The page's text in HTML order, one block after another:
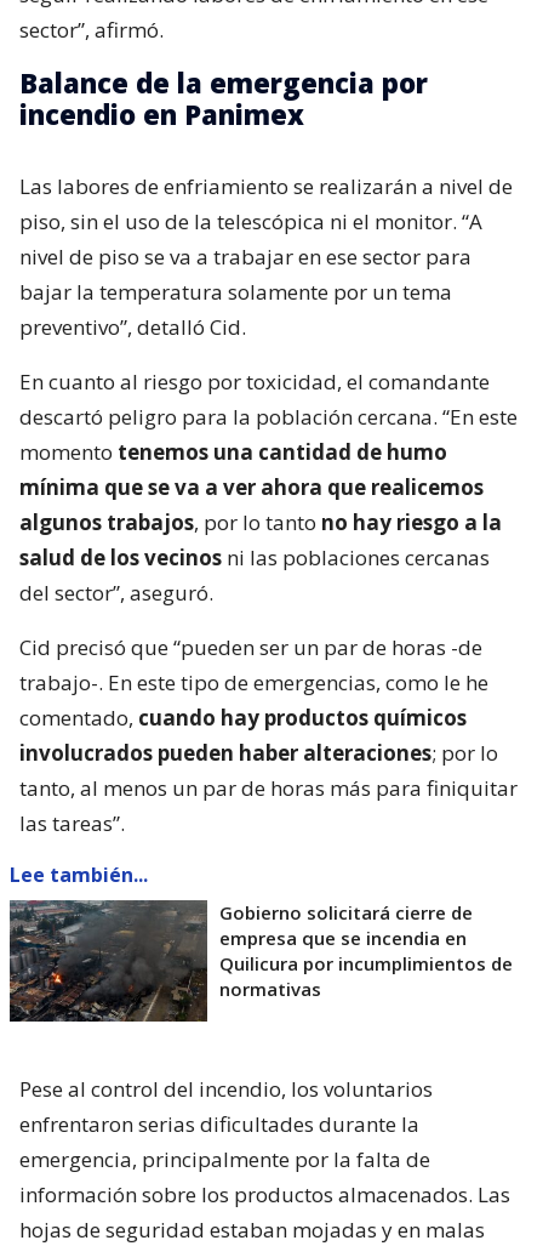
sector”, afirmó.
Balance de la emergencia por
incendio en Panimex
Las labores de enfriamiento se realizarán a nivel de
piso, sin el uso de la telescópica ni el monitor. “A
nivel de piso se va a trabajar en ese sector para
bajar la temperatura solamente por un tema
preventivo”, detalló Cid.
En cuanto al riesgo por toxicidad, el comandante
descartó peligro para la población cercana. “En este
momento tenemos una cantidad de humo
mínima que se va a ver ahora que realicemos
algunos trabajos, por lo tanto no hay riesgo a la
salud de los vecinos ni las poblaciones cercanas
del sector”, aseguró.
Cid precisó que “pueden ser un par de horas -de
trabajo-. En este tipo de emergencias, como le he
comentado, cuando hay productos químicos
involucrados pueden haber alteraciones; por lo
tanto, al menos un par de horas más para finiquitar
las tareas”.
Lee también...
Gobierno solicitará cierre de
empresa que se incendia en
Quilicura por incumplimientos de
normativas
Pese al control del incendio, los voluntarios
enfrentaron serias dificultades durante la
emergencia, principalmente por la falta de
información sobre los productos almacenados. Las
hojas de seguridad estaban mojadas y en malas